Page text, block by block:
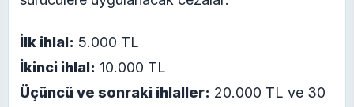
İlk ihlal: 5.000 TL
İkinci ihlal: 10.000 TL
Üçüncü ve sonraki ihlaller: 20.000 TL ve 30